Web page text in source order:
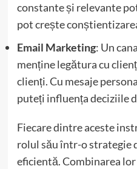
constante și relevante
pot crește
Email Marketing: Un
menține legătura cu
clienți. Cu mesaje
puteți influența deciziile
Fiecare dintre aceste
rolul său într-o strategie
eficientă. Combinarea